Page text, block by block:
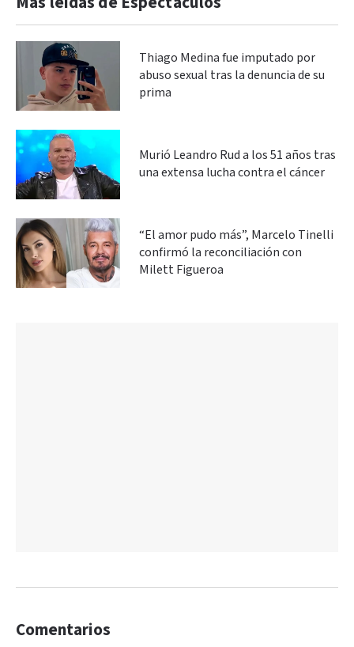
Thiago Medina fue imputado por
abuso sexual tras la denuncia de su
prima
Murió Leandro Rud a los 51 años tras
una extensa lucha contra el cáncer
“El amor pudo más”, Marcelo Tinelli
confirmó la reconciliación con
Milett Figueroa
Comentarios